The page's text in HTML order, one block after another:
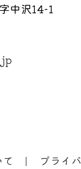
中沢14-1
プライ